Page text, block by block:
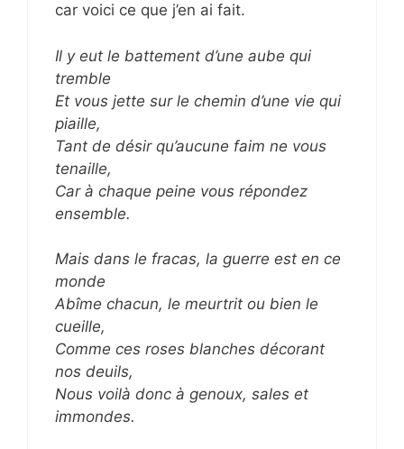
car voici ce que j’en ai fait.
Il y eut le battement d’une aube qui
tremble
Et vous jette sur le chemin d’une vie qui
piaille,
Tant de désir qu’aucune faim ne vous
tenaille,
Car à chaque peine vous répondez
ensemble.
Mais dans le fracas, la guerre est en ce
monde
Abîme chacun, le meurtrit ou bien le
cueille,
Comme ces roses blanches décorant
nos deuils,
Nous voilà donc à genoux, sales et
immondes.